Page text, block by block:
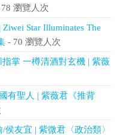
瀏覽人次
Star Illuminates The
- 70 瀏覽人次
掌 一樽清酒對玄機 | 紫薇
有聖人 | 紫薇君《推背
友宜 | 紫微君〈政治類〉